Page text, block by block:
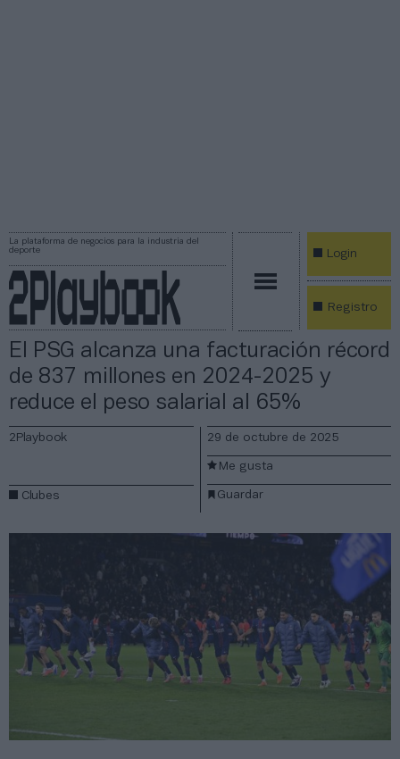
La plataforma de negocios para la industria del
deporte
Login
Registro
El PSG alcanza una facturación récord
de 837 millones en 2024-2025 y
reduce el peso salarial al 65%
2Playbook
Clubes
29 de octubre de 2025
Guardar
Me gusta